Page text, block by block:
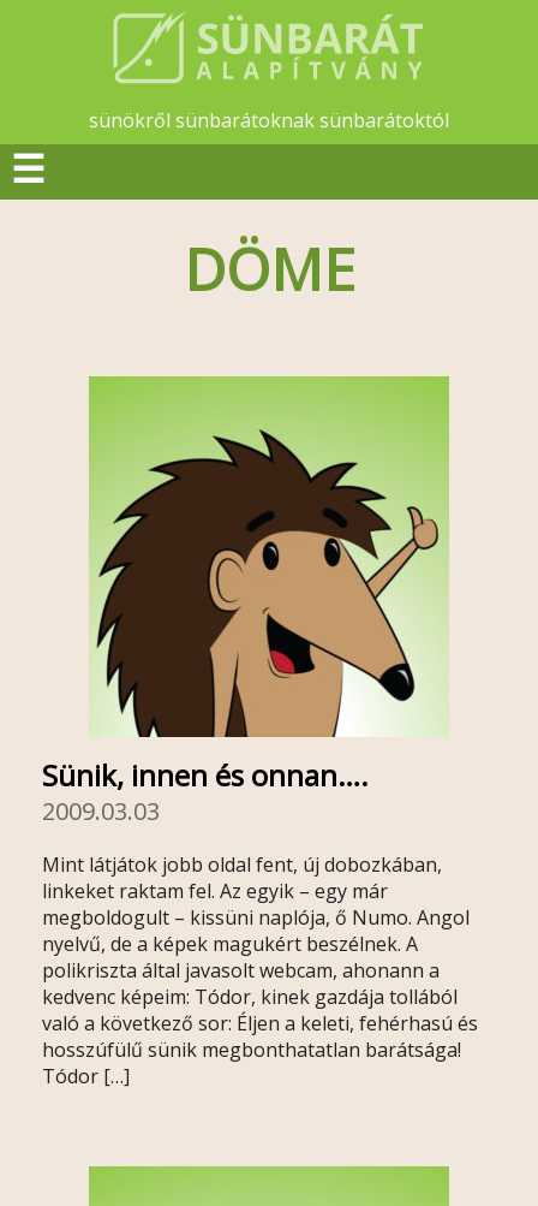
sünökről sünbarátoknak sünbarátoktól
☰
DÖME
Sünik, innen és onnan….
2009.03.03
Mint látjátok jobb oldal fent, új dobozkában,
linkeket raktam fel. Az egyik – egy már
megboldogult – kissüni naplója, ő Numo. Angol
nyelvű, de a képek magukért beszélnek. A
polikriszta által javasolt webcam, ahonann a
kedvenc képeim: Tódor, kinek gazdája tollából
való a következő sor: Éljen a keleti, fehérhasú és
hosszúfülű sünik megbonthatatlan barátsága!
Tódor […]